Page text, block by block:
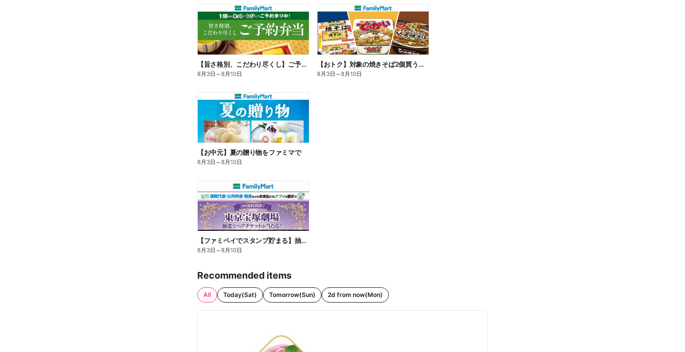
【旨さ格別、こだわり尽くし】ご予約弁当
8月3日 ～8月10日
【おトク】対象の焼きそば2個買うと100円引き!
8月3日 ～8月10日
【お中元】夏の贈り物をファミマで
8月3日 ～8月10日
【ファミペイでスタンプ貯まる】抽選でペアチケットが当たる!
8月3日 ～8月10日
Recommended items
All Today(Sat) Tomorrow(Sun) 2d from now(Mon)